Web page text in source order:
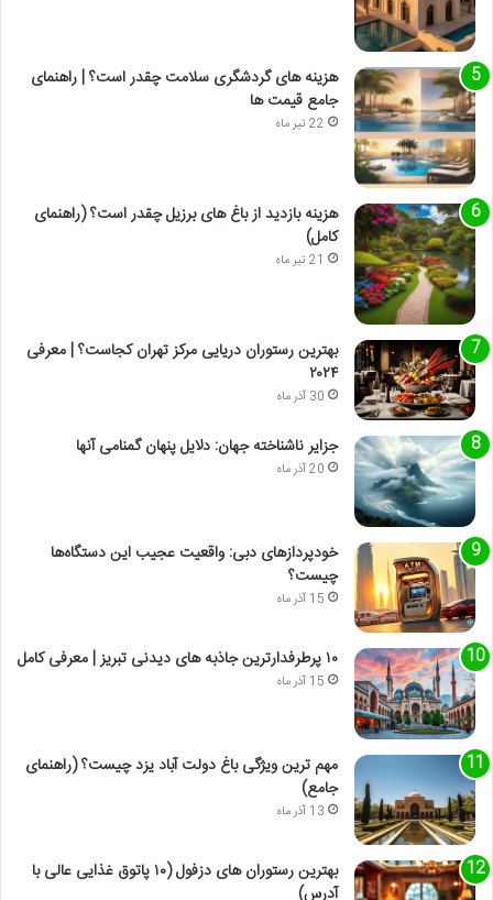
هزینه های گردشگری سلامت چقدر است؟ | راهنمای
جامع قیمت ها
22 تیر ماه
هزینه بازدید از باغ های برزیل چقدر است؟ (راهنمای
کامل)
21 تیر ماه
بهترین رستوران دریایی مرکز تهران کجاست؟ | معرفی
۲۰۲۴
30 آذر ماه
جزایر ناشناخته جهان: دلایل پنهان گمنامی آنها
20 آذر ماه
خودپردازهای دبی: واقعیت عجیب این دستگاه‌ها
چیست؟
15 آذر ماه
۱۰ پرطرفدارترین جاذبه های دیدنی تبریز | معرفی کامل
15 آذر ماه
مهم ترین ویژگی باغ دولت آباد یزد چیست؟ (راهنمای
جامع)
13 آذر ماه
بهترین رستوران های دزفول (۱۰ پاتوق غذایی عالی با